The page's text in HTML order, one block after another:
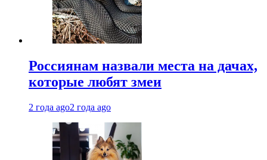
Россиянам назвали места на дачах,
которые любят змеи
2 года ago2 года ago